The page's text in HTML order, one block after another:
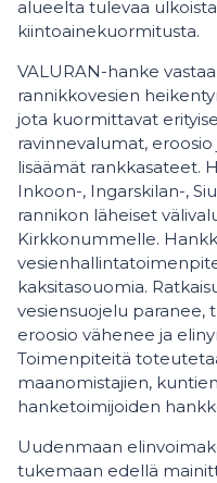
alueelta tulevaa
kiintoainekuormitusta.
VALURAN-hanke
rannikkovesien
jota kuormittavat
ravinnevalumat,
lisäämät rankkasateet.
Inkoon-, Ingarskilan-,
rannikon läheiset
Kirkkonummelle.
kaksitasouomia.
vesiensuojelu paranee,
eroosio vähenee ja
Toimenpiteitä
maanomistajien,
hanketoimijoiden
Uudenmaan
tukemaan edellä